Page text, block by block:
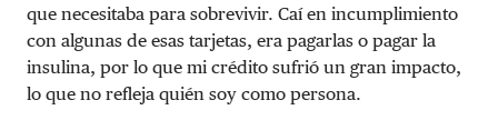
que necesitaba para sobrevivir. Caí en incumplimiento
con algunas de esas tarjetas, era pagarlas o pagar la
insulina, por lo que mi crédito sufrió un gran impacto,
lo que no refleja quién soy como persona.